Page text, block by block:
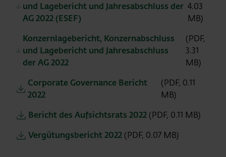
und Lagebericht und Jahresabschluss der
AG 2022 (ESEF)
4.03
MB)
Konzernlagebericht, Konzernabschluss
und Lagebericht und Jahresabschluss
der AG 2022
(PDF,
3.31
MB)
Corporate Governance Bericht
2022
(PDF, 0.11
MB)
Bericht des Aufsichtsrats 2022 (PDF, 0.11 MB)
Vergütungsbericht 2022 (PDF, 0.07 MB)